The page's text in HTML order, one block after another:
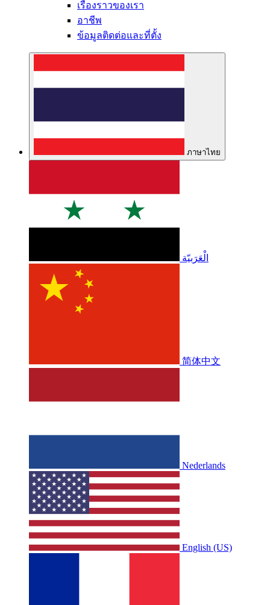
เรื่องราวของเรา
อาชีพ
ข้อมูลติดต่อและที่ตั้ง
ภาษาไทย
الْعَرَبيّة
简体中文
Nederlands
English (US)